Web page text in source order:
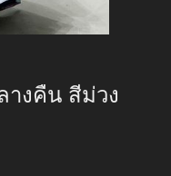
างคืน สีม่วง